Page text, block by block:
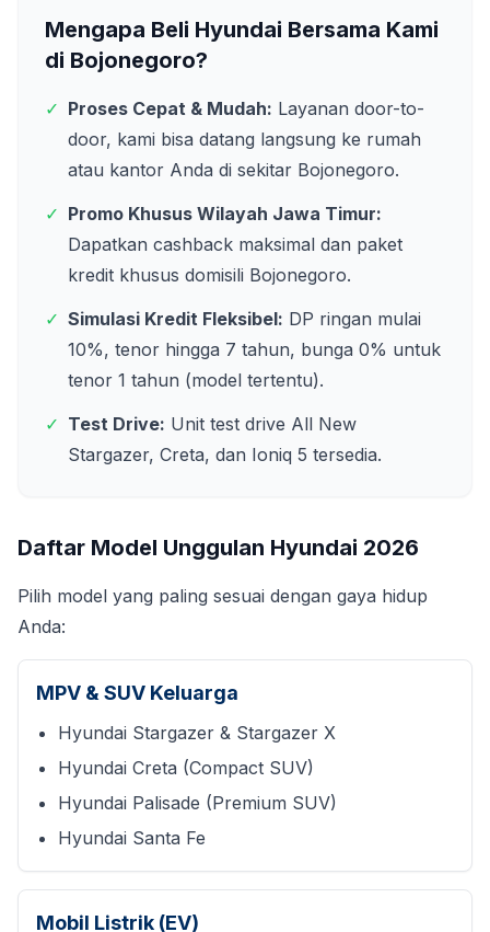
Mengapa Beli Hyundai Bersama Kami
di Bojonegoro?
✓ Proses Cepat & Mudah: Layanan door-to-
door, kami bisa datang langsung ke rumah
atau kantor Anda di sekitar Bojonegoro.
✓ Promo Khusus Wilayah Jawa Timur:
Dapatkan cashback maksimal dan paket
kredit khusus domisili Bojonegoro.
✓ Simulasi Kredit Fleksibel: DP ringan mulai
10%, tenor hingga 7 tahun, bunga 0% untuk
tenor 1 tahun (model tertentu).
✓ Test Drive: Unit test drive All New
Stargazer, Creta, dan Ioniq 5 tersedia.
Daftar Model Unggulan Hyundai 2026
Pilih model yang paling sesuai dengan gaya hidup
Anda:
MPV & SUV Keluarga
Hyundai Stargazer & Stargazer X
Hyundai Creta (Compact SUV)
Hyundai Palisade (Premium SUV)
Hyundai Santa Fe
Mobil Listrik (EV)